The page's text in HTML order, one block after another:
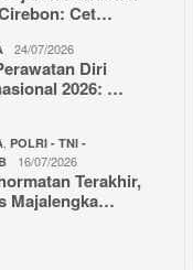
Cet…
24/07/2026
Diri
2026: …
POLRI - TNI -
16/07/2026
Terakhir,
Majalengka…